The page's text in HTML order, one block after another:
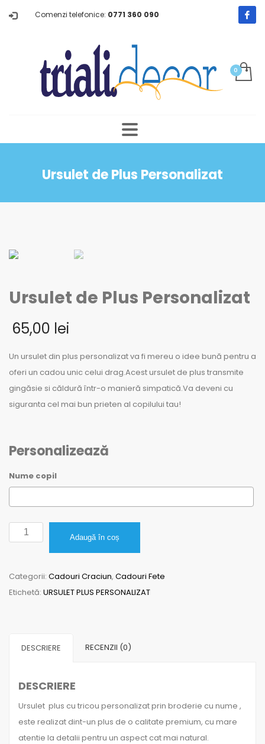
Comenzi telefonice: 0771 360 090
Ursulet de Plus Personalizat
Ursulet de Plus Personalizat
65,00 lei
Un ursulet din plus personalizat va fi mereu o idee bună pentru a
oferi un cadou unic celui drag.Acest ursulet de plus transmite
gingăsie si căldură într-o manieră simpatică.Va deveni cu
siguranta cel mai bun prieten al copilului tau!
Personalizează
Nume copil
Cantitate
Ursulet
Plus
Personalizat
Adaugă în coș
Categorii: Cadouri Craciun, Cadouri Fete
Etichetă: URSULET PLUS PERSONALIZAT
DESCRIERE RECENZII (0)
DESCRIERE
Ursulet plus cu tricou personalizat prin broderie cu nume ,
este realizat dint-un plus de o calitate premium, cu mare
atentie la detalii pentru un aspect cat mai natural.